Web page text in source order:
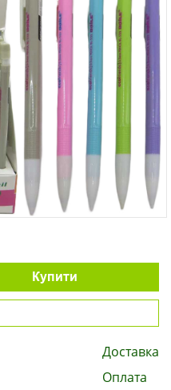
Купити
Доставка
Оплата